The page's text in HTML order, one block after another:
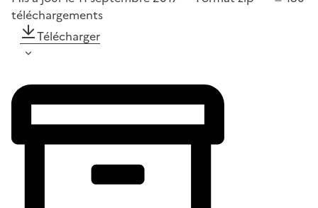
téléchargements
Télécharger